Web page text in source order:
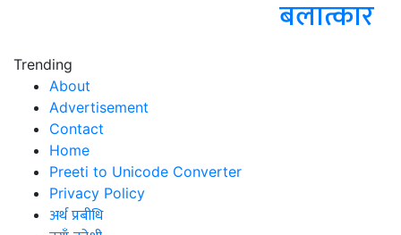
बलात्कार
Trending
About
Advertisement
Contact
Home
Preeti to Unicode Converter
Privacy Policy
अर्थ प्रबीधि